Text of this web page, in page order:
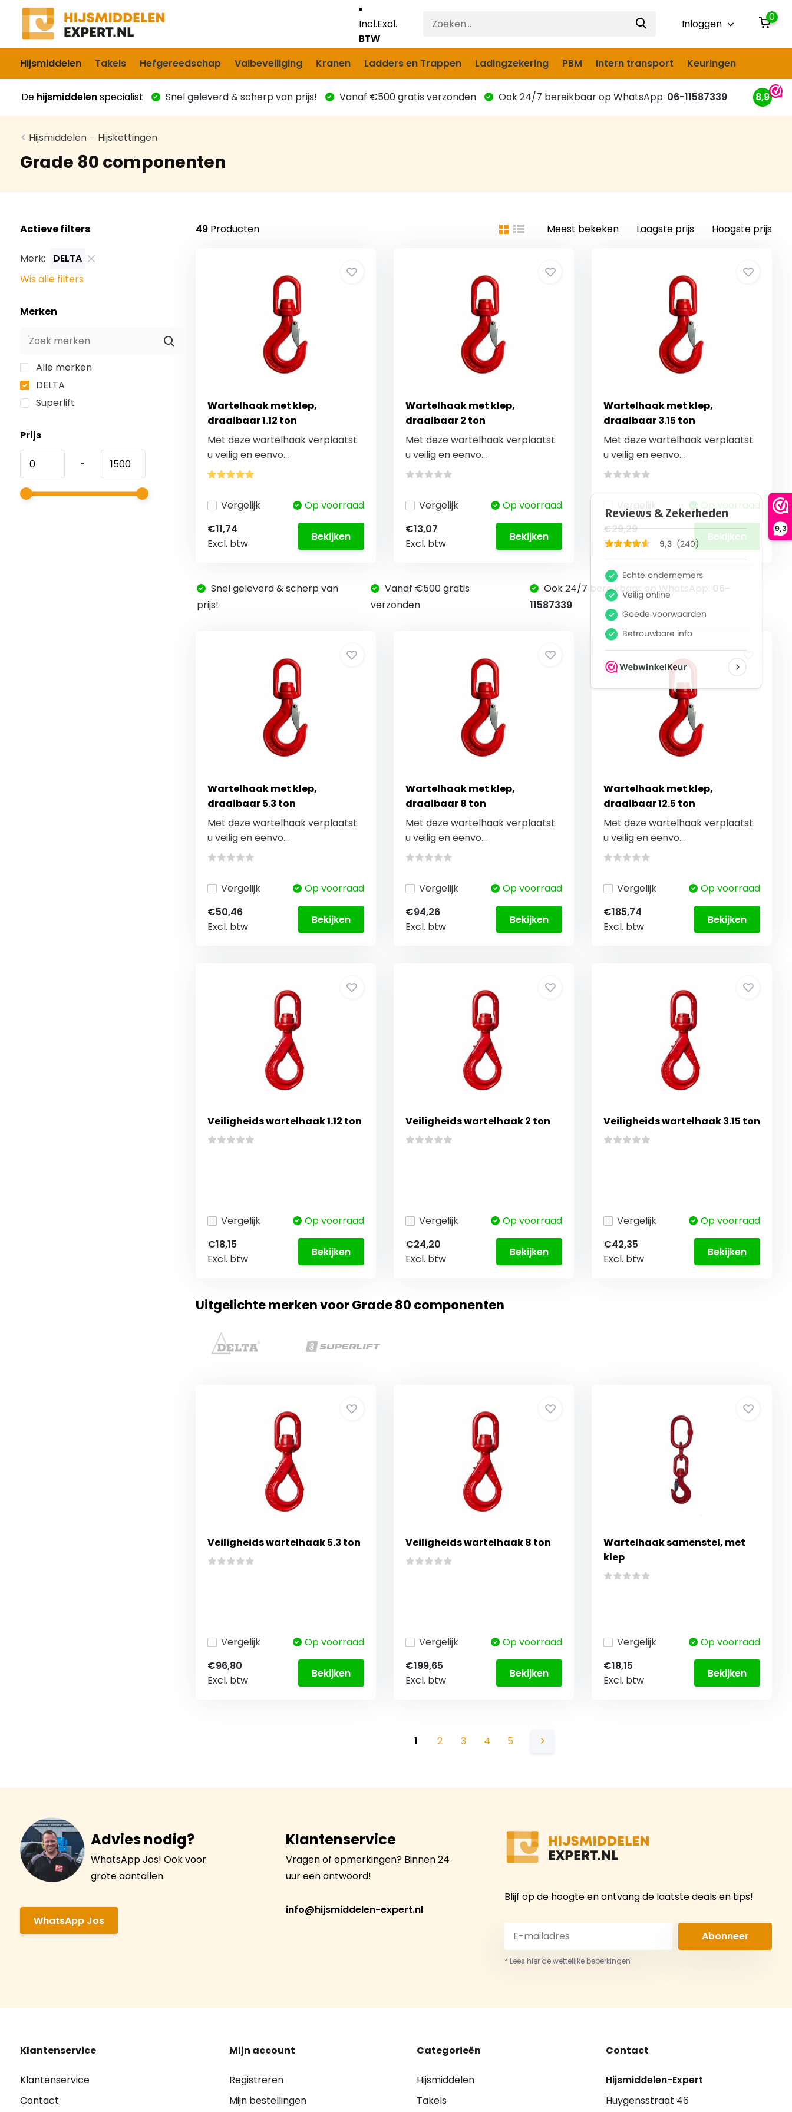
9,3
Incl.Excl.
BTW
Inloggen
0
Hijsmiddelen Takels Hefgereedschap Valbeveiliging Kranen Ladders en Trappen Ladingzekering PBM Intern transport Keuringen
De hijsmiddelenspecialist Snel geleverd & scherp van prijs! Vanaf €500 gratis verzonden Ook 24/7 bereikbaar op WhatsApp: 06-11587339 8,9
Hijsmiddelen - Hijskettingen
Grade 80 componenten
Actieve filters
Merk:
DELTA
Wis alle filters
Merken
Alle merken
DELTA
Superlift
Prijs
-
49Producten Meest bekeken Laagste prijs Hoogste prijs
Wartelhaak met klep,
draaibaar 1.12 ton
Met deze wartelhaak verplaatst
u veilig en eenvo...
Vergelijk
Op voorraad
€11,74
Excl. btw
Bekijken
Wartelhaak met klep,
draaibaar 2 ton
Met deze wartelhaak verplaatst
u veilig en eenvo...
Vergelijk
Op voorraad
€13,07
Excl. btw
Bekijken
Wartelhaak met klep,
draaibaar 3.15 ton
Met deze wartelhaak verplaatst
u veilig en eenvo...
Vergelijk
Op voorraad
€29,29
Excl. btw
Bekijken
Snel geleverd & scherp van
prijs!
Vanaf €500 gratis
verzonden
Ook 24/7 bereikbaar op WhatsApp: 06-
11587339
Wartelhaak met klep,
draaibaar 5.3 ton
Met deze wartelhaak verplaatst
u veilig en eenvo...
Vergelijk
Op voorraad
€50,46
Excl. btw
Bekijken
Wartelhaak met klep,
draaibaar 8 ton
Met deze wartelhaak verplaatst
u veilig en eenvo...
Vergelijk
Op voorraad
€94,26
Excl. btw
Bekijken
Wartelhaak met klep,
draaibaar 12.5 ton
Met deze wartelhaak verplaatst
u veilig en eenvo...
Vergelijk
Op voorraad
€185,74
Excl. btw
Bekijken
Veiligheids wartelhaak 1.12 ton
Vergelijk
Op voorraad
€18,15
Excl. btw
Bekijken
Veiligheids wartelhaak 2 ton
Vergelijk
Op voorraad
€24,20
Excl. btw
Bekijken
Veiligheids wartelhaak 3.15 ton
Vergelijk
Op voorraad
€42,35
Excl. btw
Bekijken
Uitgelichte merken voor Grade 80 componenten
Veiligheids wartelhaak 5.3 ton
Vergelijk
Op voorraad
€96,80
Excl. btw
Bekijken
Veiligheids wartelhaak 8 ton
Vergelijk
Op voorraad
€199,65
Excl. btw
Bekijken
Wartelhaak samenstel, met
klep
Vergelijk
Op voorraad
€18,15
Excl. btw
Bekijken
1 2 3 4 5
Advies nodig?
WhatsApp Jos! Ook voor
grote aantallen.
WhatsApp Jos
Klantenservice
Vragen of opmerkingen? Binnen 24
uur een antwoord!
info@hijsmiddelen-expert.nl
Blijf op de hoogte en ontvang de laatste deals en tips!
Abonneer
* Lees hier de wettelijke beperkingen
Klantenservice
Klantenservice
Contact
Mijn account
Registreren
Mijn bestellingen
Categorieën
Hijsmiddelen
Takels
Contact
Hijsmiddelen-Expert
Huygensstraat 46